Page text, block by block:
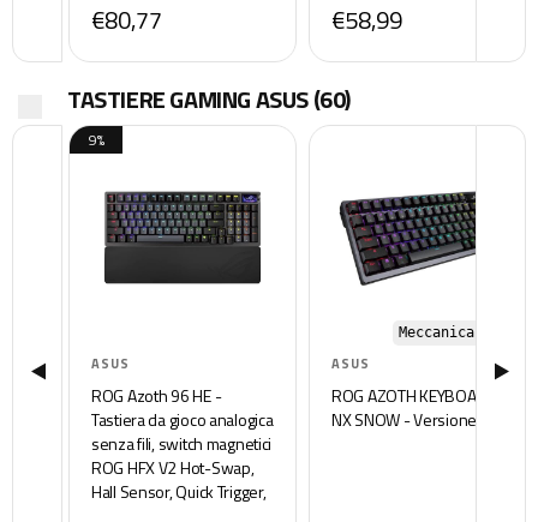
€80,77 €58,99
TASTIERE GAMING ASUS(60)
ASUS
ROG Azoth 96 HE -
Tastiera da gioco analogica
senza fili, switch magnetici
ROG HFX V2 Hot-Swap,
Hall Sensor, Quick Trigger,
9%
Meccanica, UK
ASUS
ROG AZOTH KEYBOARD
NX SNOW - Versione UK